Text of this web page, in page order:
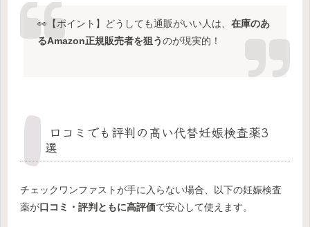
👀【ポイント】どうしても通販がいい人は、在庫のあ
るAmazon正規販売者を狙うのが現実的！
口コミでも評判の高い代替妊娠検査薬3
選
チェックワンファストが手に入らない場合、以下の妊娠検査
薬が口コミ・評判ともに高評価で安心して使えます。